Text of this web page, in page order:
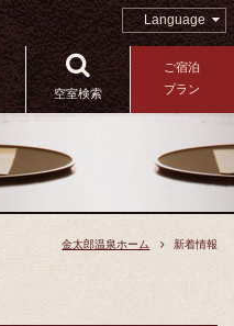
Language
空室検索
ご宿泊
プラン
金太郎温泉ホーム 新着情報